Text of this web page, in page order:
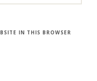
IN THIS BROWSER